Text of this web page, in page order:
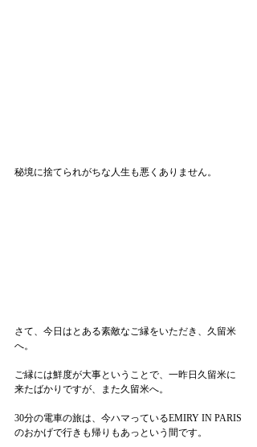
秘境に捨てられがちな人生も悪くありません。
さて、今日はとある素敵なご縁をいただき、久留米
へ。
ご縁には鮮度が大事ということで、一昨日久留米に
来たばかりですが、また久留米へ。
30分の電車の旅は、今ハマっているEMIRY IN PARIS
のおかげで行きも帰りもあっという間です。